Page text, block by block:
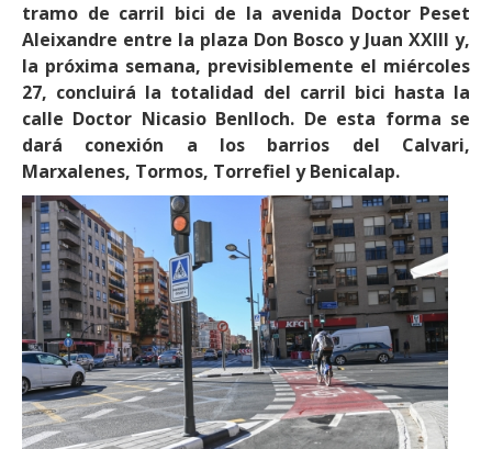
tramo de carril bici de la avenida Doctor Peset
Aleixandre entre la plaza Don Bosco y Juan XXIII y,
la próxima semana, previsiblemente el miércoles
27, concluirá la totalidad del carril bici hasta la
calle Doctor Nicasio Benlloch. De esta forma se
dará conexión a los barrios del Calvari,
Marxalenes, Tormos, Torrefiel y Benicalap.